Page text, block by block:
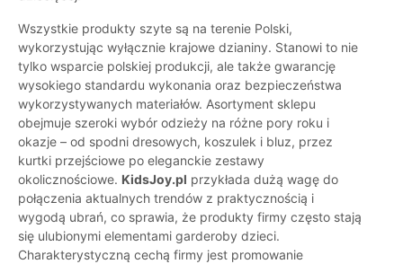
Wszystkie produkty szyte są na terenie Polski,
wykorzystując wyłącznie krajowe dzianiny. Stanowi to nie
tylko wsparcie polskiej produkcji, ale także gwarancję
wysokiego standardu wykonania oraz bezpieczeństwa
wykorzystywanych materiałów. Asortyment sklepu
obejmuje szeroki wybór odzieży na różne pory roku i
okazje – od spodni dresowych, koszulek i bluz, przez
kurtki przejściowe po eleganckie zestawy
okolicznościowe. KidsJoy.pl przykłada dużą wagę do
połączenia aktualnych trendów z praktycznością i
wygodą ubrań, co sprawia, że produkty firmy często stają
się ulubionymi elementami garderoby dzieci.
Charakterystyczną cechą firmy jest promowanie